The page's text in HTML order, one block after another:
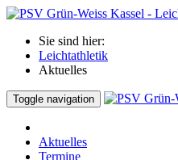
Sie sind hier:
Leichtathletik
Aktuelles
Toggle navigation
Aktuelles
Termine